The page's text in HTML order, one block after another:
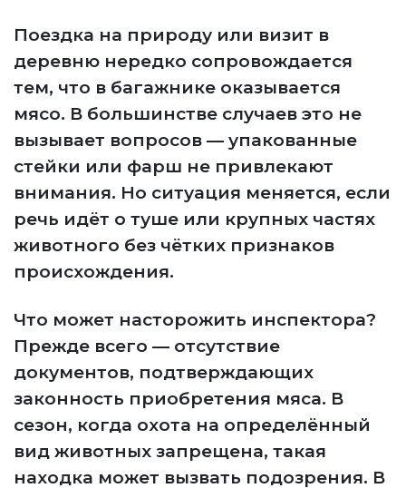
Поездка на природу или визит в
деревню нередко сопровождается
тем, что в багажнике оказывается
мясо. В большинстве случаев это не
вызывает вопросов — упакованные
стейки или фарш не привлекают
внимания. Но ситуация меняется, если
речь идёт о туше или крупных частях
животного без чётких признаков
происхождения.
Что может насторожить инспектора?
Прежде всего — отсутствие
документов, подтверждающих
законность приобретения мяса. В
сезон, когда охота на определённый
вид животных запрещена, такая
находка может вызвать подозрения. В